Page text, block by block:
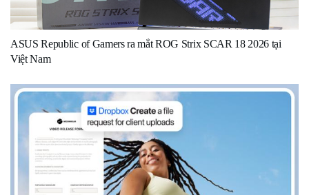
ASUS Republic of Gamers ra mắt ROG Strix SCAR 18 2026 tại
Việt Nam